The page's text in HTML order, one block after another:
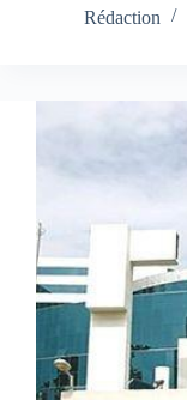
Rédaction